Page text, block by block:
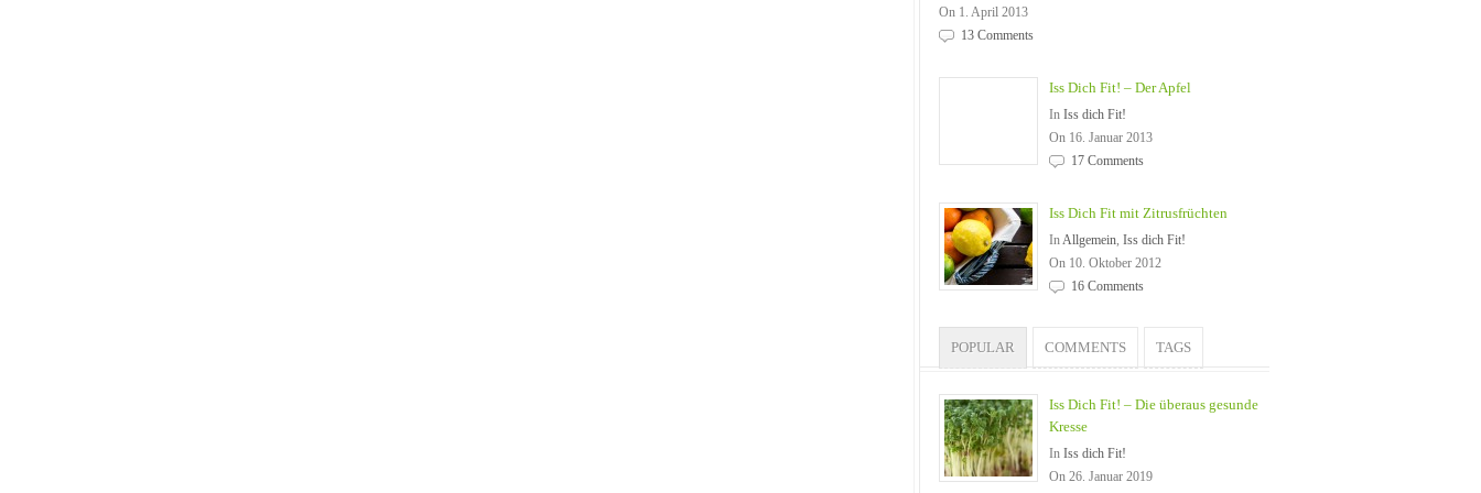
On 1. April 2013
13 Comments
Iss Dich Fit! – Der Apfel
In Iss dich Fit!
On 16. Januar 2013
17 Comments
Iss Dich Fit mit Zitrusfrüchten
InAllgemein, Iss dich Fit!
On 10. Oktober 2012
16 Comments
POPULAR COMMENTS TAGS
Iss Dich Fit! – Die überaus gesunde
Kresse
In Iss dich Fit!
On 26. Januar 2019